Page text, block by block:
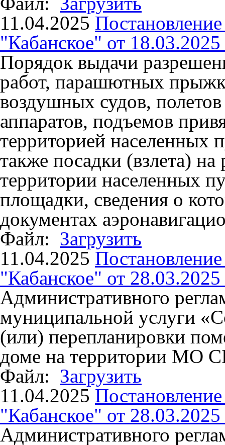
11.04.2025
"Кабанское" от
Порядок выдачи
работ, парашютных
воздушных судов,
аппаратов, подъемов
территорией
также посадки (взлета)
территории населенных
площадки, сведения о
документах
Файл: Загрузить
11.04.2025
"Кабанское" от
Административного
муниципальной услуги
(или) перепланировки
доме на территории МО
Файл: Загрузить
11.04.2025
"Кабанское" от
Административного